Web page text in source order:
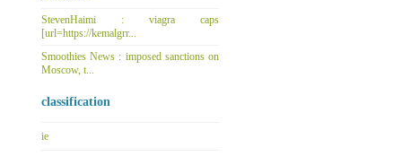
StevenHaimi : viagra caps
[url=https://kemalgrr...
Smoothies News : imposed sanctions on
Moscow, t...
classification
ie